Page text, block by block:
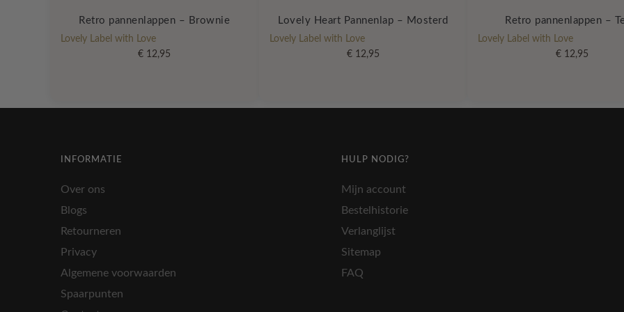
Retro pannenlappen – Brownie
Lovely Label with Love
€ 12,95
Lovely Heart Pannenlap – Mosterd
Lovely Label with Love
€12,95
Retro pannenlappen –
Lovely Label with Love
€12,95
INFORMATIE
Over ons
Blogs
Retourneren
Privacy
Algemene voorwaarden
Spaarpunten
HULP NODIG?
Mijn account
Bestelhistorie
Verlanglijst
Sitemap
FAQ